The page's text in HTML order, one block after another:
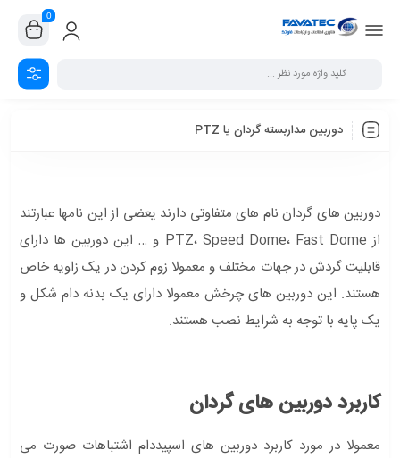
0
دوربین مداربسته گردان یا PTZ
دوربین های گردان نام های متفاوتی دارند یعضی از این نامها عبارتند
از PTZ، Speed Dome، Fast Dome و … این دوربین ها دارای
قابلیت گردش در جهات مختلف و معمولا زوم کردن در یک زاویه خاص
هستند. این دوربین های چرخش معمولا دارای یک بدنه دام شکل و
یک پایه با توجه به شرایط نصب هستند.
کاربرد دوربین های گردان
معمولا در مورد کاربرد دوربین های اسپیددام اشتباهات صورت می